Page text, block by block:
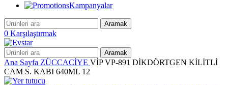
Kampanyalar
Aramak
0 Karşılaştırmak
Aramak
Ana Sayfa ZÜCCACİYE VİP VP-891 DİKDÖRTGEN KİLİTLİ
CAM S. KABI 640ML 12